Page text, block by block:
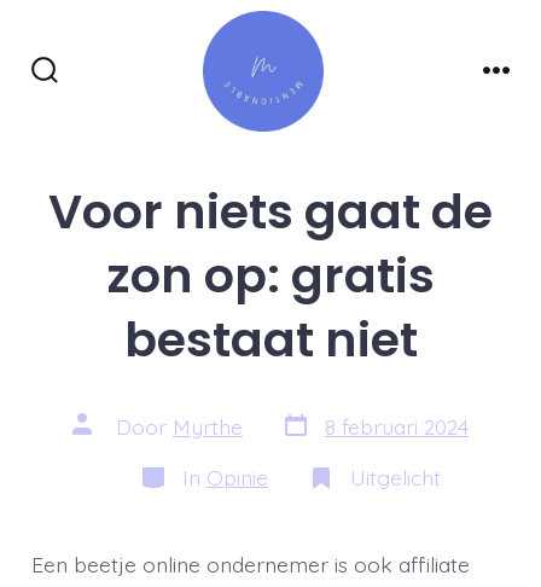
overslaan
Voor niets gaat de
zon op: gratis
bestaat niet
Auteur
van
Door Myrthe Berichtdatum
8 februari 2024
Categorieën
In Opinie Uitgelicht
Een beetje online ondernemer is ook affiliate